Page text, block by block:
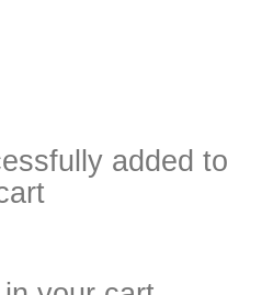
added to